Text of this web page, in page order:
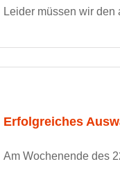
Leider müssen wir den
Erfolgreiches
Am Wochenende des